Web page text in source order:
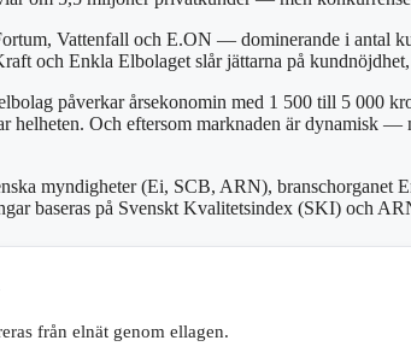
Vattenfall och E.ON — dominerande i antal
och Enkla Elbolaget slår jättarna på
påverkar årsekonomin med 1 500 till 5 000
helheten. Och eftersom marknaden är dynamisk
myndigheter (Ei, SCB, ARN),
baseras på Svenskt Kvalitetsindex (SKI) och
från elnät genom ellagen.